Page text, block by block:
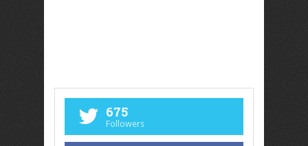
675
Followers